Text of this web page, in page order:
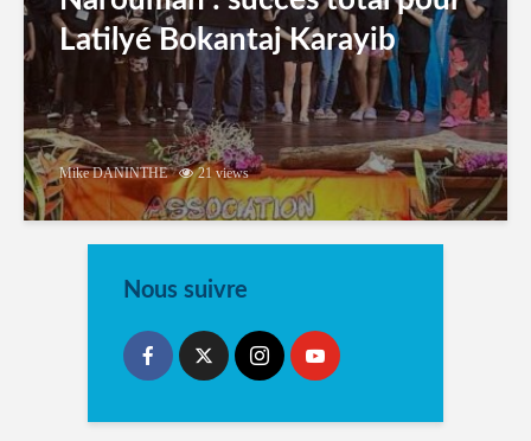
Latilyé Bokantaj Karayib
Mike DANINTHE 21 views
Nous suivre